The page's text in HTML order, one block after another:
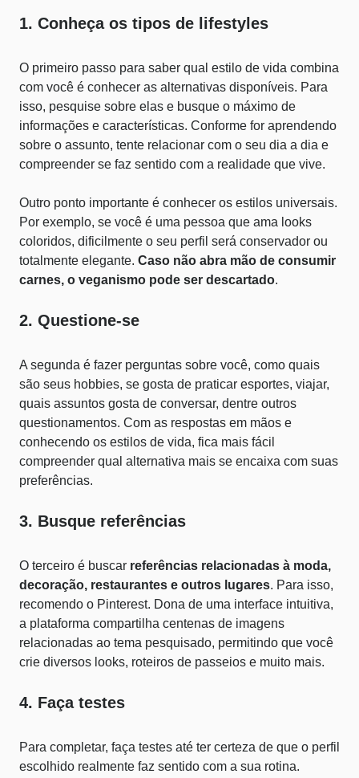
1. Conheça os tipos de lifestyles
O primeiro passo para saber qual estilo de vida combina
com você é conhecer as alternativas disponíveis. Para
isso, pesquise sobre elas e busque o máximo de
informações e características. Conforme for aprendendo
sobre o assunto, tente relacionar com o seu dia a dia e
compreender se faz sentido com a realidade que vive.
Outro ponto importante é conhecer os estilos universais.
Por exemplo, se você é uma pessoa que ama looks
coloridos, dificilmente o seu perfil será conservador ou
totalmente elegante. Caso não abra mão de consumir
carnes, o veganismo pode ser descartado.
2. Questione-se
A segunda é fazer perguntas sobre você, como quais
são seus hobbies, se gosta de praticar esportes, viajar,
quais assuntos gosta de conversar, dentre outros
questionamentos. Com as respostas em mãos e
conhecendo os estilos de vida, fica mais fácil
compreender qual alternativa mais se encaixa com suas
preferências.
3. Busque referências
O terceiro é buscar referências relacionadas à moda,
decoração, restaurantes e outros lugares. Para isso,
recomendo o Pinterest. Dona de uma interface intuitiva,
a plataforma compartilha centenas de imagens
relacionadas ao tema pesquisado, permitindo que você
crie diversos looks, roteiros de passeios e muito mais.
4. Faça testes
Para completar, faça testes até ter certeza de que o perfil
escolhido realmente faz sentido com a sua rotina.